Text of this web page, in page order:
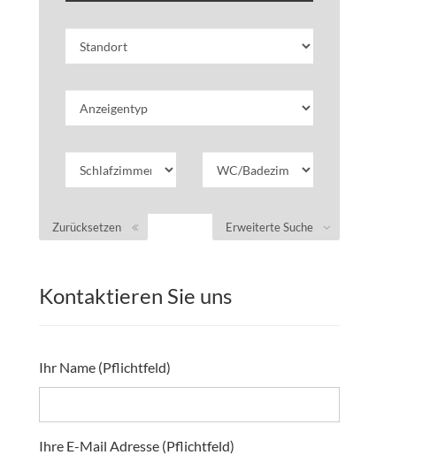
Erweiterte Suche
Zurücksetzen
Kontaktieren Sie uns
Ihr Name (Pflichtfeld)
Ihre E-Mail Adresse (Pflichtfeld)